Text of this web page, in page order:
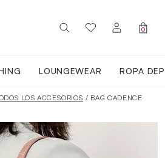
SIGN IN / REGISTER
0
LOUNGEWEAR ROPA
LOS ACCESORIOS / BAG CADENCE